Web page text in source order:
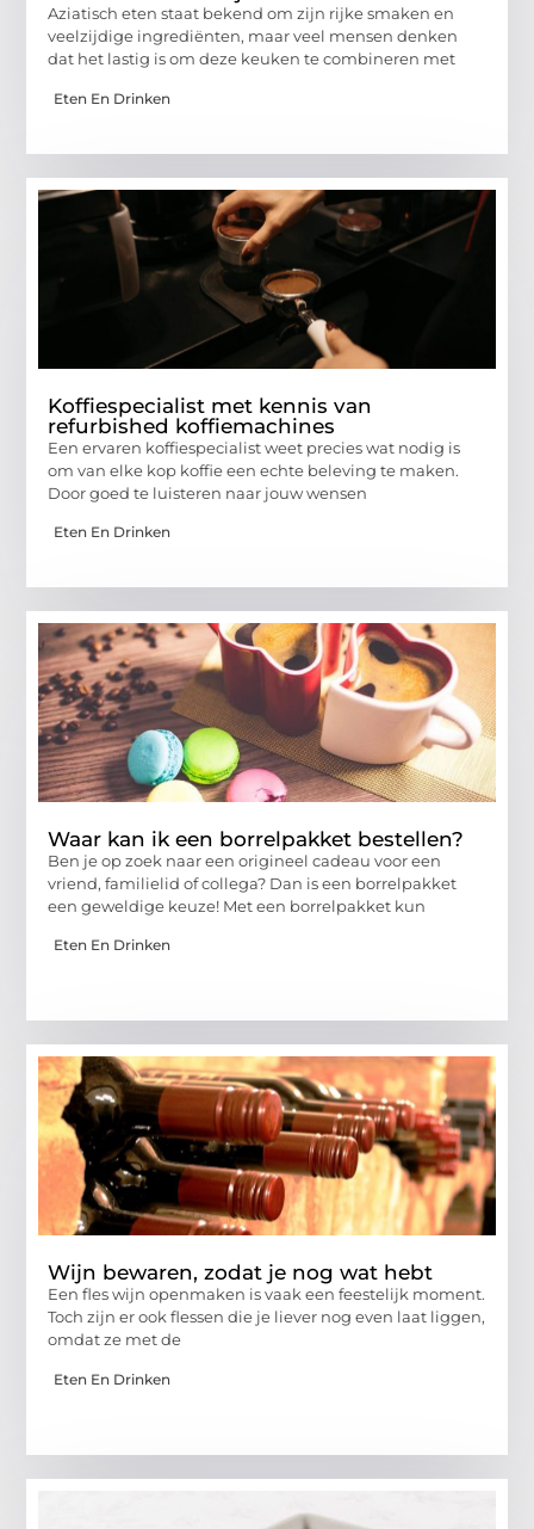
Aziatisch eten staat bekend om zijn rijke smaken en
veelzijdige ingrediënten, maar veel mensen denken
dat het lastig is om deze keuken te combineren met
Eten En Drinken
Koffiespecialist met kennis van
refurbished koffiemachines
Een ervaren koffiespecialist weet precies wat nodig is
om van elke kop koffie een echte beleving te maken.
Door goed te luisteren naar jouw wensen
Eten En Drinken
Waar kan ik een borrelpakket bestellen?
Ben je op zoek naar een origineel cadeau voor een
vriend, familielid of collega? Dan is een borrelpakket
een geweldige keuze! Met een borrelpakket kun
Eten En Drinken
Wijn bewaren, zodat je nog wat hebt
Een fles wijn openmaken is vaak een feestelijk moment.
Toch zijn er ook flessen die je liever nog even laat liggen,
omdat ze met de
Eten En Drinken